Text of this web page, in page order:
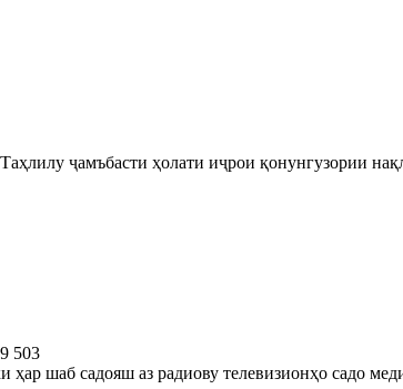
ҷамъбасти ҳолати иҷрои қонунгузории
503
шаб садояш аз радиову телевизионҳо садо